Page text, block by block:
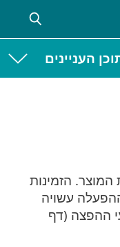
הזמינות
עשויה
ההפצה (דף